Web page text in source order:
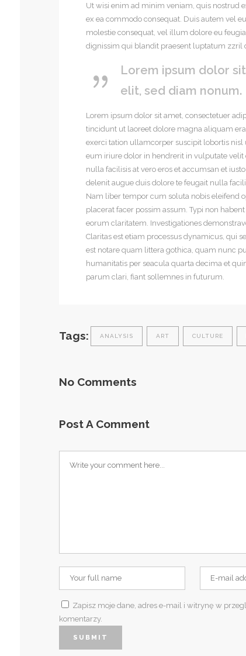
Ut wisi enim ad minim veniam, quis nostrud
ex ea commodo consequat. Duis autem vel
molestie consequat, vel illum dolore eu
dignissim qui blandit praesent luptatum zzril
Lorem ipsum dolor
elit, sed diam nonum.
Lorem ipsum dolor sit amet, consectetuer
tincidunt ut laoreet dolore magna aliquam
exerci tation ullamcorper suscipit lobortis
eum iriure dolor in hendrerit in vulputate
nulla facilisis at vero eros et accumsan et
delenit augue duis dolore te feugait nulla
Nam liber tempor cum soluta nobis eleifend
placerat facer possim assum. Typi non
eorum claritatem. Investigationes
Claritas est etiam processus dynamicus, qui
est notare quam littera gothica, quam nunc
humanitatis per seacula quarta decima et
parum clari, fiant sollemnes in futurum.
Tags: ANALYSIS ART CULTURE
No Comments
Post A Comment
Zapisz moje dane, adres e-mail i witrynę w
komentarzy.